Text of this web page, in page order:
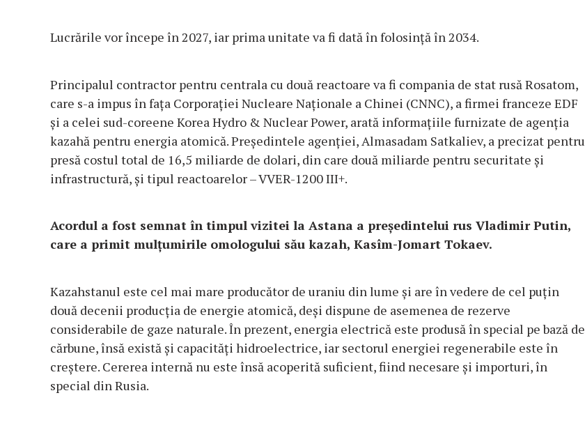
Lucrările vor începe în 2027, iar prima unitate va fi dată în folosință în 2034.
Principalul contractor pentru centrala cu două reactoare va fi compania de stat rusă Rosatom,
care s-a impus în fața Corporației Nucleare Naționale a Chinei (CNNC), a firmei franceze EDF
și a celei sud-coreene Korea Hydro & Nuclear Power, arată informațiile furnizate de agenția
kazahă pentru energia atomică. Președintele agenției, Almasadam Satkaliev, a precizat pentru
presă costul total de 16,5 miliarde de dolari, din care două miliarde pentru securitate și
infrastructură, și tipul reactoarelor – VVER-1200 III+.
Acordul a fost semnat în timpul vizitei la Astana a președintelui rus Vladimir Putin,
care a primit mulțumirile omologului său kazah, Kasîm-Jomart Tokaev.
Kazahstanul este cel mai mare producător de uraniu din lume și are în vedere de cel puțin
două decenii producția de energie atomică, deși dispune de asemenea de rezerve
considerabile de gaze naturale. În prezent, energia electrică este produsă în special pe bază de
cărbune, însă există și capacități hidroelectrice, iar sectorul energiei regenerabile este în
creștere. Cererea internă nu este însă acoperită suficient, fiind necesare și importuri, în
special din Rusia.